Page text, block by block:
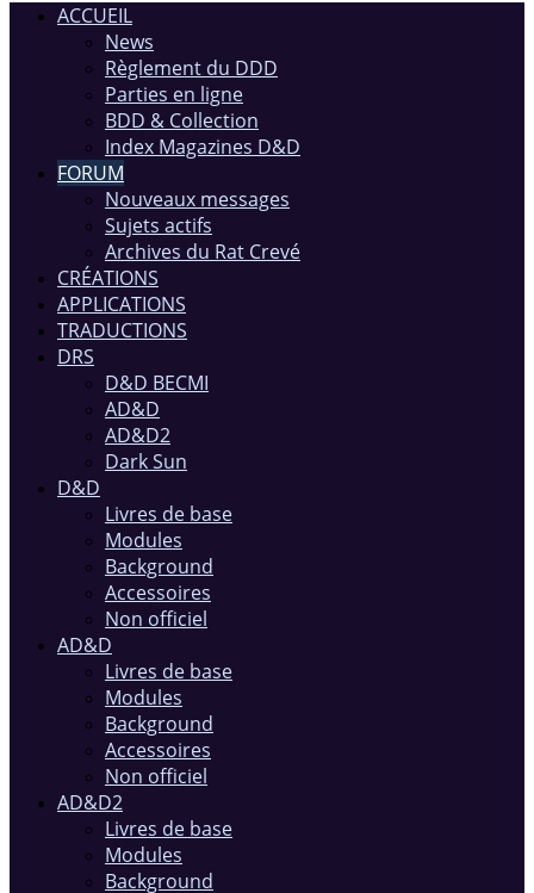
ACCUEIL
News
Règlement du DDD
Parties en ligne
BDD & Collection
Index Magazines D&D
FORUM
Nouveaux messages
Sujets actifs
Archives du Rat Crevé
CRÉATIONS
APPLICATIONS
TRADUCTIONS
DRS
D&D BECMI
AD&D
AD&D2
Dark Sun
D&D
Livres de base
Modules
Background
Accessoires
Non officiel
AD&D
Livres de base
Modules
Background
Accessoires
Non officiel
AD&D2
Livres de base
Modules
Background